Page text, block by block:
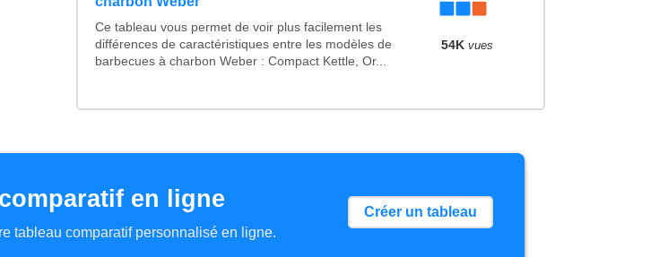
Ce tableau vous permet de voir plus facilement les
différences de caractéristiques entre les modèles de
barbecues à charbon Weber : Compact Kettle, Or...
54K vues
en ligne
tableau comparatif personnalisé en ligne.
Créer un tableau